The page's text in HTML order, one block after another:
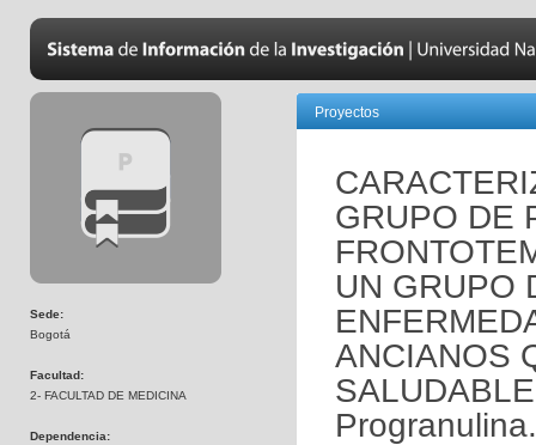
Sede:
Bogotá
Facultad:
2- FACULTAD DE MEDICINA
Dependencia:
Proyectos
GRUPO DE
UN GRUPO
ANCIANOS
Progranulina.